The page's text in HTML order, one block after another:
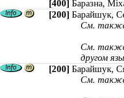
[400] Баразна,
[200] Барайшук,
См.
См.
другом
[200] Барайшук,
См.